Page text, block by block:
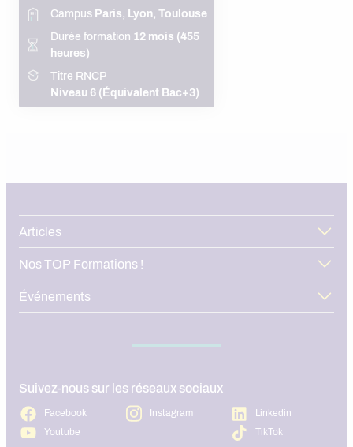
Campus Paris, Lyon, Toulouse
Durée formation 12 mois (455
heures)
Titre RNCP
Niveau 6 (Équivalent Bac+3)
Articles
Nos TOP Formations !
Événements
Suivez-nous sur les réseaux sociaux
Facebook Instagram
Linkedin
Youtube
TikTok